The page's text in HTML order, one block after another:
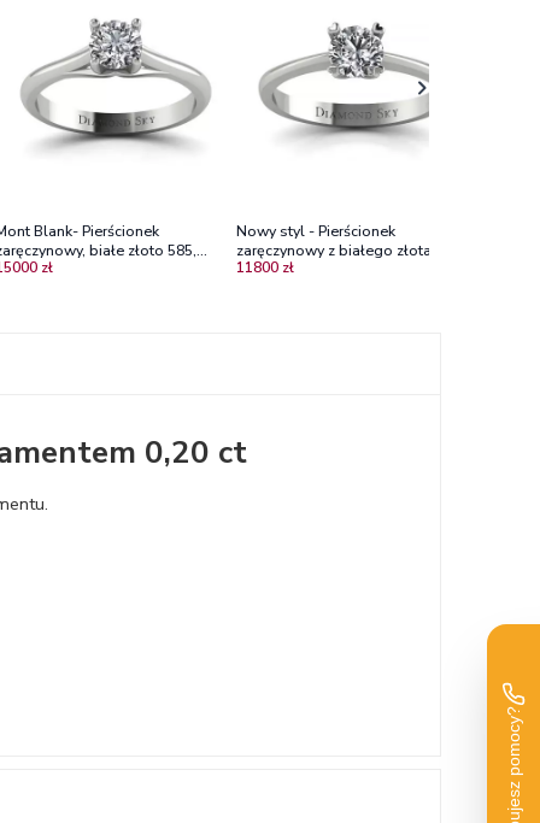
Blank- Pierścionek
białe złoto 585,
zł
Nowy styl - Pierścionek
zaręczynowy z białego złota z
diamentem Vs2/I
11800 zł
0,20 ct